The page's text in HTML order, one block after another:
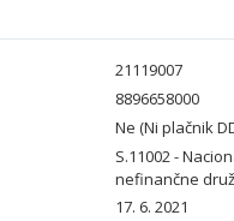
21119007
8896658000
Ne (Ni plačnik
S.11002 -
nefinančne
17. 6. 2021